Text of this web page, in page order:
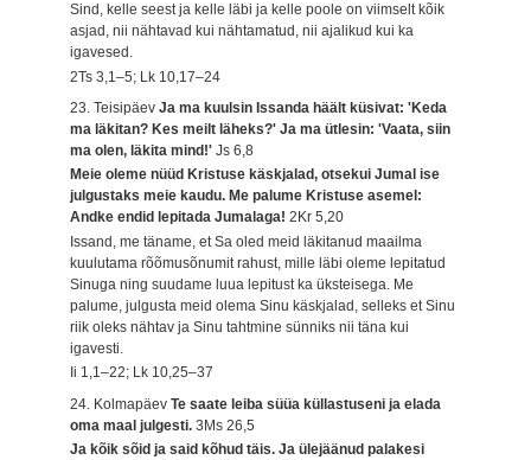
Sind, kelle seest ja kelle läbi ja kelle poole on viimselt kõik
asjad, nii nähtavad kui nähtamatud, nii ajalikud kui ka
igavesed.
2Ts 3,1–5; Lk 10,17–24
23. TeisipäevJa ma kuulsin Issanda häält küsivat: 'Keda
ma läkitan? Kes meilt läheks?' Ja ma ütlesin: 'Vaata, siin
ma olen, läkita mind!'Js 6,8
Meie oleme nüüd Kristuse käskjalad, otsekui Jumal ise
julgustaks meie kaudu. Me palume Kristuse asemel:
Andke endid lepitada Jumalaga!2Kr 5,20
Issand, me täname, et Sa oled meid läkitanud maailma
kuulutama rõõmusõnumit rahust, mille läbi oleme lepitatud
Sinuga ning suudame luua lepitust ka üksteisega. Me
palume, julgusta meid olema Sinu käskjalad, selleks et Sinu
riik oleks nähtav ja Sinu tahtmine sünniks nii täna kui
igavesti.
Ii 1,1–22; Lk 10,25–37
24. KolmapäevTe saate leiba süüa küllastuseni ja elada
oma maal julgesti.3Ms 26,5
Ja kõik sõid ja said kõhud täis. Ja ülejäänud palakesi